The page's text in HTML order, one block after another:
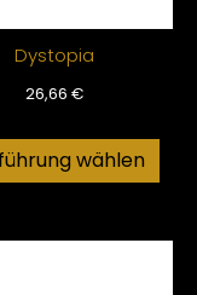
Dystopia
26,66€
wählen